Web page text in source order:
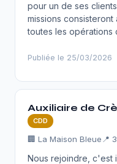
pour un de ses
missions
toutes les opérations
Publiée le 25/03/2026
Auxiliaire de
CDD
🏢 La Maison Bleue 📍
Nous rejoindre, c'est